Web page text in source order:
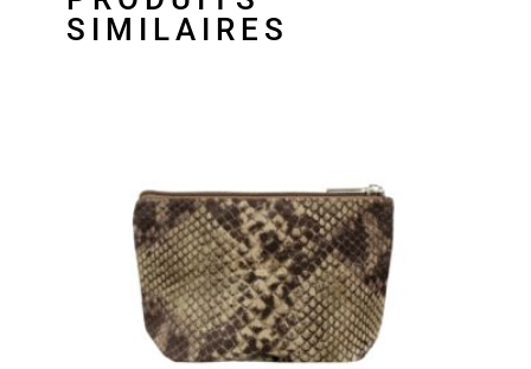
SIMILAIRES